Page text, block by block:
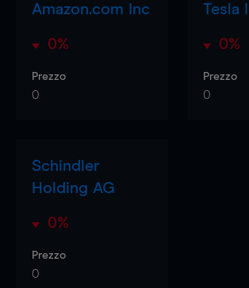
Amazon.com Inc
0%
Prezzo
0
Tesla
0%
Prezzo
0
Schindler
Holding AG
0%
Prezzo
0